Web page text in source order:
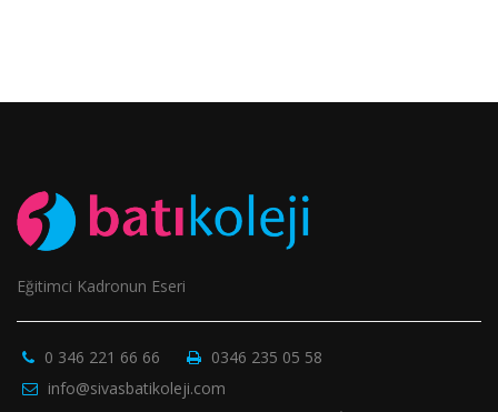
Eğitimci Kadronun Eseri
0 346 221 66 66
0346 235 05 58
info@sivasbatikoleji.com